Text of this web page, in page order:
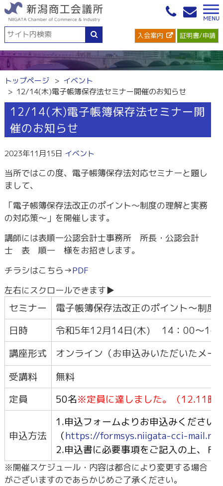
入会案内 証明書/申請
トップページ
イベント
12/14(木)電子帳簿保存法セミナー開催のお知らせ
12/14(木)電子帳簿保存法セミナー開
催のお知らせ
2023年11月15日 イベント
当所ではこの度、電子帳簿保存法対応セミナーと題し
まして、
「電子帳簿保存法改正のポイント～制度の理解と実務
の対応策～」を開催します。
講師には表順一公認会計士事務所 所長・公認会計
士 表 順一 様をお招きします。
チラシはこちら→PDF
セミナー
電子帳簿保存法改正のポイント～制度
日時
令和5年12月14日(木) 14：00～16
講座形式
オンライン（お申込みいただいたメ
受講料
無料
定員
50名※定員に達しました。（12.11時
申込方法
1.申込フォームよりお申込みください
（https://formsys.niigata-cci-
2.申込書に必要事項をご記入の上、
※開催スケジュール・内容は都合により変更する場合
がございますのであらかじめご了承ください。